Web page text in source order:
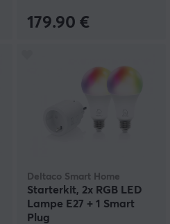
179.90 €
Deltaco Smart Home
Starterkit, 2x RGB LED
Lampe E27 + 1 Smart
Plug